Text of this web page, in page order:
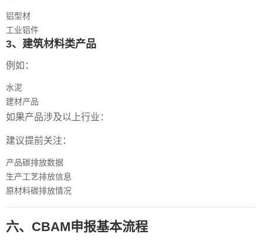
铝型材
工业铝件
3、建筑材料类产品
例如：
水泥
建材产品
如果产品涉及以上行业：
建议提前关注：
产品碳排放数据
生产工艺排放信息
原材料碳排放情况
六、CBAM申报基本流程